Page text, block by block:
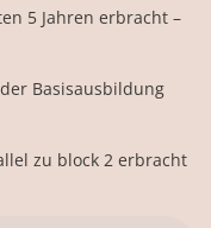
5 Jahren erbracht –
Basisausbildung
zu block 2 erbracht